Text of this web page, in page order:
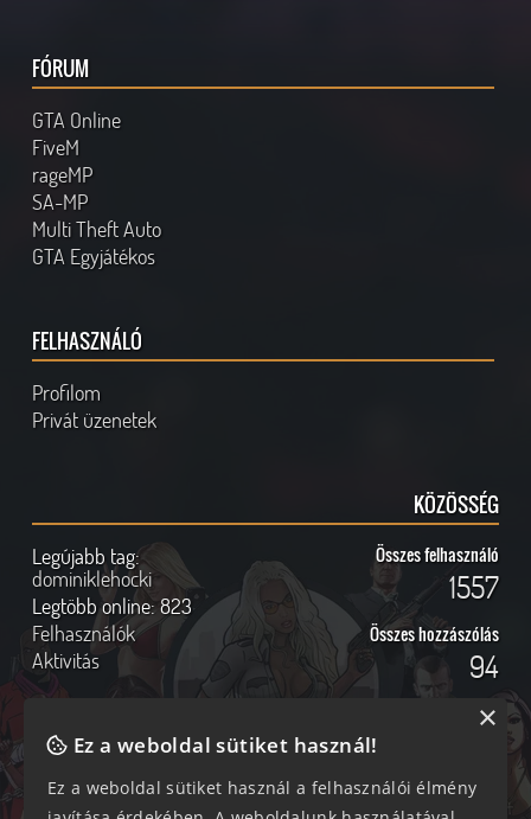
FÓRUM
GTA Online
FiveM
rageMP
SA-MP
Multi Theft Auto
GTA Egyjátékos
FELHASZNÁLÓ
Profilom
Privát üzenetek
KÖZÖSSÉG
Legújabb tag:
dominiklehocki
Legtöbb online:823
Felhasználók
Aktivitás
Összes felhasználó
1557
Összes hozzászólás
94
Online felhasználók Kövess Minket!
Ez a weboldal sütiket használ!
Ez a weboldal sütiket használ a felhasználói élmény
×